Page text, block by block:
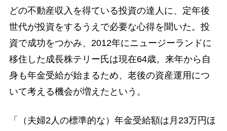
どの不動産収入を得ている投資の達人に、定年後
世代が投資をするうえで必要な心得を聞いた。投
資で成功をつかみ、2012年にニュージーランドに
移住した成長株テリー氏は現在64歳。来年から自
身も年金受給が始まるため、老後の資産運用につ
いて考える機会が増えたという。
「（夫婦2人の標準的な）年金受給額は月23万円ほ